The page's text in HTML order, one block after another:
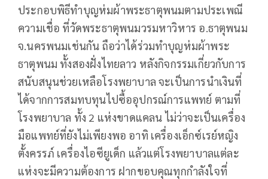
ประกอบพิธีทำบุญห่มผ้าพระธาตุพนมตามประเพณี
ความเชื่อ ที่วัดพระธาตุพนมวรมหาวิหาร อ.ธาตุพนม
จ.นครพนมเช่นกัน ถือว่าได้ร่วมทำบุญห่มผ้าพระ
ธาตุพนม ทั้งสองฝั่งไทยลาว หลังกิจกรรมเกี่ยวกับการ
สนับสนุนช่วยเหลือโรงพยาบาล จะเป็นการนำเงินที่
ได้จากการสมทบทุนไปซื้ออุปกรณ์การแพทย์ ตามที่
โรงพยาบาล ทั้ง 2 แห่งขาดแคลน ไม่ว่าจะเป็นเครื่อง
มือแพทย์ที่ยังไม่เพียงพอ อาทิ เครื่องเอ็กซ์เรย์หญิง
ตั้งครรภ์ เครื่องไอซียูเด็ก แล้วแต่โรงพยาบาลแต่ละ
แห่งจะมีความต้องการ ฝากขอบคุณทุกกำลังใจที่